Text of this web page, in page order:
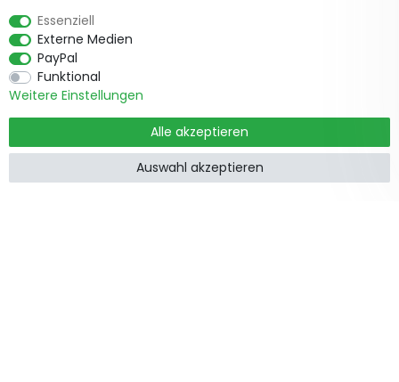
Essenziell
Externe Medien
PayPal
Funktional
Weitere Einstellungen
Alle akzeptieren
Auswahl akzeptieren
Informationen